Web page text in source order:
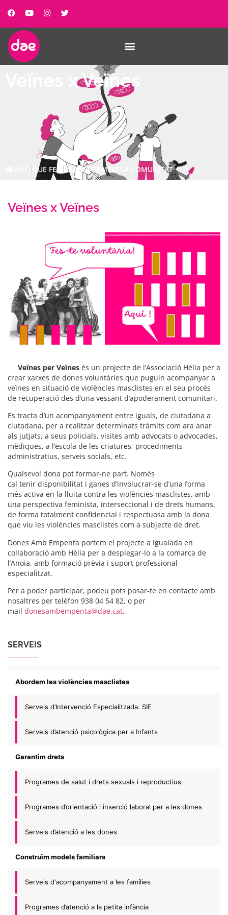
Veïnes x Veïnes
QUE FEM TRANSFORMEM LA COMUNITAT
SERVEIS
Abordem les violències masclistes
Serveis d’Intervenció Especialitzada. SIE
Serveis d’atenció psicològica per a Infants
Garantim drets
Programes de salut i drets sexuals i reproductius
Programes d’orientació i inserció laboral per a les dones
Serveis d’atenció a les dones
Construïm models familiars
Serveis d'acompanyament a les famílies
Programes d’atenció a la petita infància
Veïnes x Veïnes
Veïnes per Veïnes és un projecte de l’Associació Hèlia per a
crear xarxes de dones voluntàries que puguin acompanyar a
veïnes en situació de violències masclistes en el seu procés
de recuperació des d’una vessant d’apoderament comunitari.
Es tracta d’un acompanyament entre iguals, de ciutadana a
ciutadana, per a realitzar determinats tràmits com ara anar
als jutjats, a seus policials, visites amb advocats o advocades,
mèdiques, a l’escola de les criatures, procediments
administratius, serveis socials, etc.
Qualsevol dona pot formar-ne part. Només
cal tenir disponibilitat i ganes d’involucrar-se d’una forma
més activa en la lluita contra les violències masclistes, amb
una perspectiva feminista, interseccional i de drets humans,
de forma totalment confidencial i respectuosa amb la dona
que viu les violències masclistes com a subjecte de dret.
Dones Amb Empenta portem el projecte a Igualada en
col·laboració amb Hèlia per a desplegar-lo a la comarca de
l’Anoia, amb formació prèvia i suport professional
especialitzat.
Per a poder participar, podeu pots posar-te en contacte amb
nosaltres per telèfon 938 04 54 82, o per
mail donesambempenta@dae.cat.